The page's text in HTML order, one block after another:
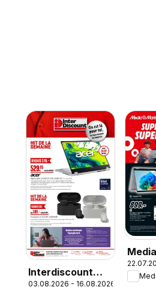
Interdiscount
03.08.2026 - 16.08.2026